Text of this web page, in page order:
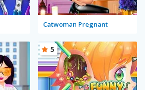
Catwoman Pregnant
5